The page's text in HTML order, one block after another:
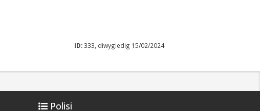
ID:333, diwygiedig 15/02/2024
Polisi